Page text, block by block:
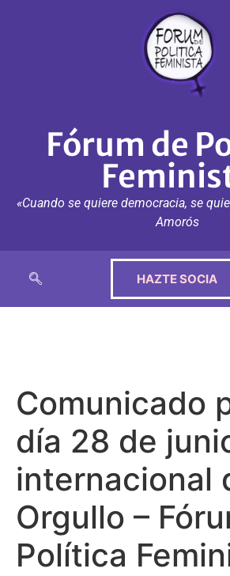
Fórum de
«Cuando se quiere democracia, se
Amorós
HAZTE SOCIA
Comunicado
día 28 de
internacional
Orgullo –
Política